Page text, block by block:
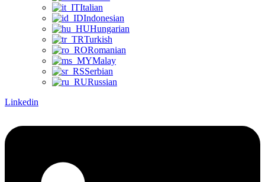
Italian
Indonesian
Hungarian
Turkish
Romanian
Malay
Serbian
Russian
Linkedin